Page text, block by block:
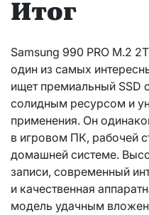
Итог
Samsung 990 PRO M.2
один из самых
ищет премиальный SSD
солидным ресурсом и
применения. Он
в игровом ПК, рабочей
домашней системе.
записи, современный
и качественная
модель удачным